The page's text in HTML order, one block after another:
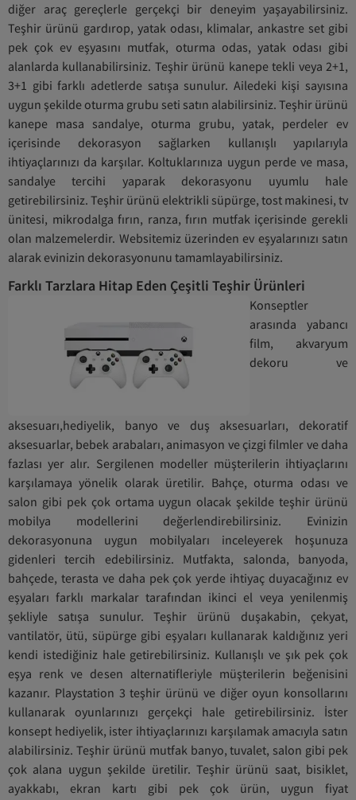
diğer araç gereçlerle gerçekçi bir deneyim yaşayabilirsiniz.
Teşhir ürünü gardırop, yatak odası, klimalar, ankastre set gibi
pek çok ev eşyasını mutfak, oturma odas, yatak odası gibi
alanlarda kullanabilirsiniz. Teşhir ürünü kanepe tekli veya 2+1,
3+1 gibi farklı adetlerde satışa sunulur. Ailedeki kişi sayısına
uygun şekilde oturma grubu seti satın alabilirsiniz. Teşhir ürünü
kanepe masa sandalye, oturma grubu, yatak, perdeler ev
içerisinde dekorasyon sağlarken kullanışlı yapılarıyla
ihtiyaçlarınızı da karşılar. Koltuklarınıza uygun perde ve masa,
sandalye tercihi yaparak dekorasyonu uyumlu hale
getirebilirsiniz. Teşhir ürünü elektrikli süpürge, tost makinesi, tv
ünitesi, mikrodalga fırın, ranza, fırın mutfak içerisinde gerekli
olan malzemelerdir. Websitemiz üzerinden ev eşyalarınızı satın
alarak evinizin dekorasyonunu tamamlayabilirsiniz.
Farklı Tarzlara Hitap Eden Çeşitli Teşhir Ürünleri
Konseptler
arasında yabancı
film, akvaryum
dekoru ve
aksesuarı,hediyelik, banyo ve duş aksesuarları, dekoratif
aksesuarlar, bebek arabaları, animasyon ve çizgi filmler ve daha
fazlası yer alır. Sergilenen modeller müşterilerin ihtiyaçlarını
karşılamaya yönelik olarak üretilir. Bahçe, oturma odası ve
salon gibi pek çok ortama uygun olacak şekilde teşhir ürünü
mobilya modellerini değerlendirebilirsiniz. Evinizin
dekorasyonuna uygun mobilyaları inceleyerek hoşunuza
gidenleri tercih edebilirsiniz. Mutfakta, salonda, banyoda,
bahçede, terasta ve daha pek çok yerde ihtiyaç duyacağınız ev
eşyaları farklı markalar tarafından ikinci el veya yenilenmiş
şekliyle satışa sunulur. Teşhir ürünü duşakabin, çekyat,
vantilatör, ütü, süpürge gibi eşyaları kullanarak kaldığınız yeri
kendi istediğiniz hale getirebilirsiniz. Kullanışlı ve şık pek çok
eşya renk ve desen alternatifleriyle müşterilerin beğenisini
kazanır. Playstation 3 teşhir ürünü ve diğer oyun konsollarını
kullanarak oyunlarınızı gerçekçi hale getirebilirsiniz. İster
konsept hediyelik, ister ihtiyaçlarınızı karşılamak amacıyla satın
alabilirsiniz. Teşhir ürünü mutfak banyo, tuvalet, salon gibi pek
çok alana uygun şekilde üretilir. Teşhir ürünü saat, bisiklet,
ayakkabı, ekran kartı gibi pek çok ürün, uygun fiyat